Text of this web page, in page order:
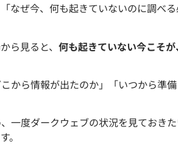
なぜ今、何も起きていないのに調べ
ら見ると、 何も起きていない今こそ
から情報が出たのか」「いつから準
一度ダークウェブの状況を見ておき
。